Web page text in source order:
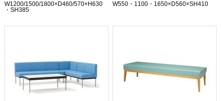
W1200/1500/1800×D460/570×H630
・SH385
W550・1100・1650×D560×SH410